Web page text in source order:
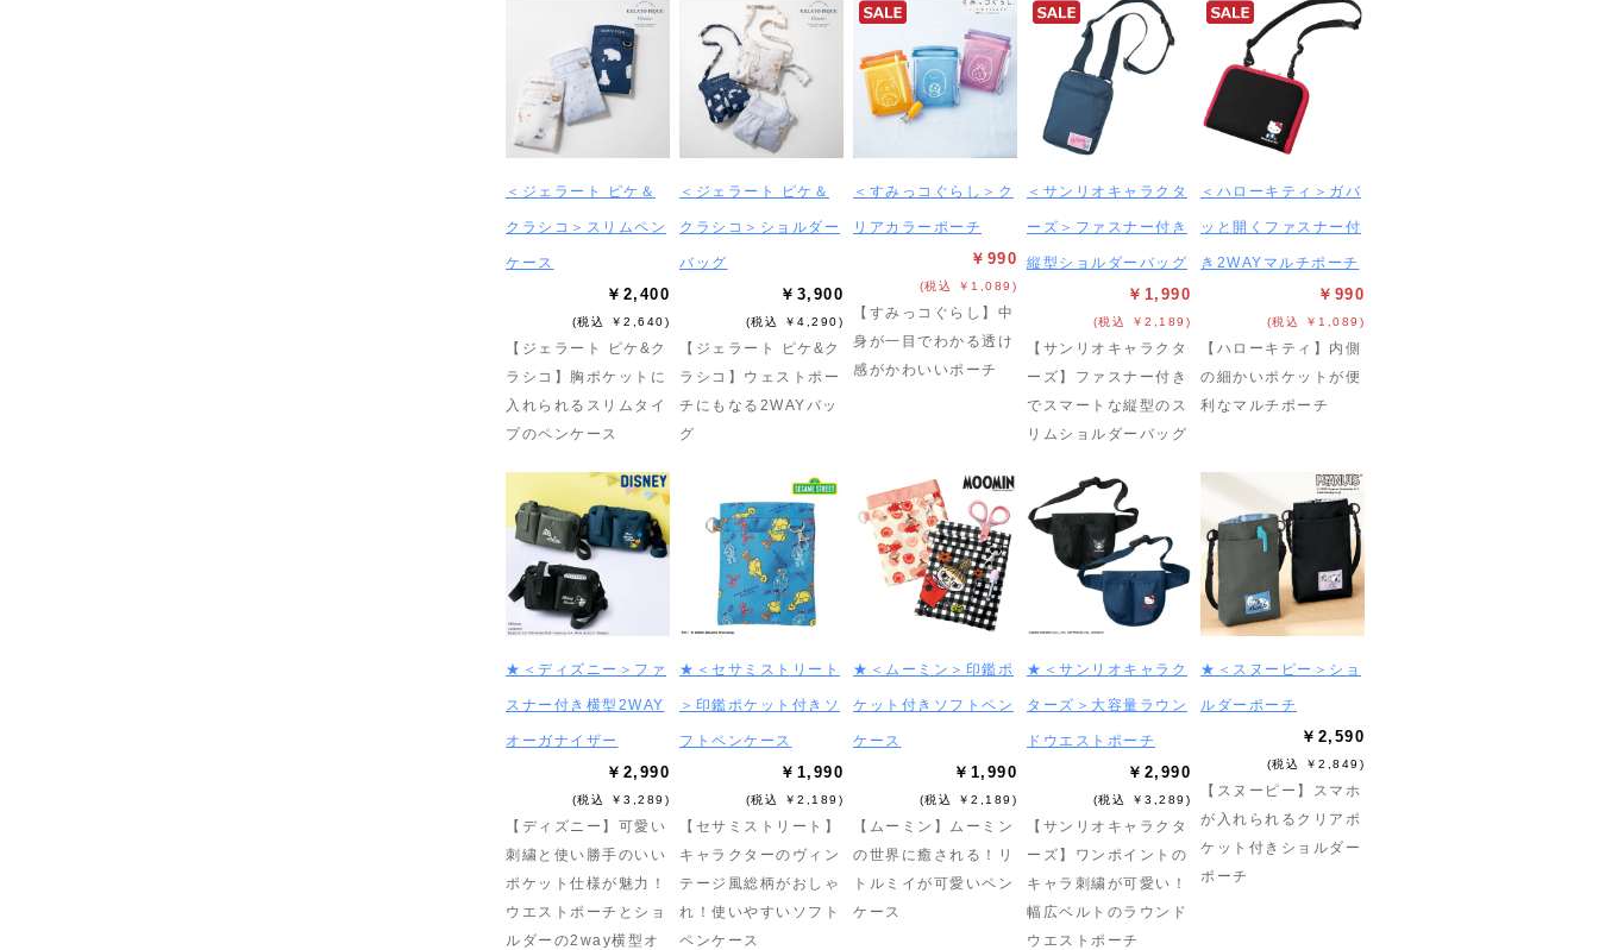
＜ジェラート ピケ＆
クラシコ＞スリムペン
ケース
￥2,400
(税込 ￥2,640)
【ジェラート ピケ&ク
ラシコ】胸ポケットに
入れられるスリムタイ
プのペンケース
＜ジェラート ピケ＆
クラシコ＞ショルダー
バッグ
￥3,900
(税込 ￥4,290)
【ジェラート ピケ&ク
ラシコ】ウェストポー
チにもなる2WAYバッ
グ
＜すみっコぐらし＞ク
リアカラーポーチ
￥990
(税込 ￥1,089)
【すみっコぐらし】中
身が一目でわかる透け
感がかわいいポーチ
＜サンリオキャラクタ
ーズ＞ファスナー付き
縦型ショルダーバッグ
￥1,990
(税込 ￥2,189)
【サンリオキャラクタ
ーズ】ファスナー付き
でスマートな縦型のス
リムショルダーバッグ
＜ハローキティ＞ガバ
ッと開くファスナー付
き2WAYマルチポーチ
￥990
(税込 ￥1,089)
【ハローキティ】内側
の細かいポケットが便
利なマルチポーチ
★＜ディズニー＞ファ
スナー付き横型2WAY
オーガナイザー
￥2,990
(税込 ￥3,289)
【ディズニー】可愛い
刺繍と使い勝手のいい
ポケット仕様が魅力！
ウエストポーチとショ
ルダーの2way横型オ
★＜セサミストリート
＞印鑑ポケット付きソ
フトペンケース
￥1,990
(税込 ￥2,189)
【セサミストリート】
キャラクターのヴィン
テージ風総柄がおしゃ
れ！使いやすいソフト
ペンケース
★＜ムーミン＞印鑑ポ
ケット付きソフトペン
ケース
￥1,990
(税込 ￥2,189)
【ムーミン】ムーミン
の世界に癒される！リ
トルミイが可愛いペン
ケース
★＜サンリオキャラク
ターズ＞大容量ラウン
ドウエストポーチ
￥2,990
(税込 ￥3,289)
【サンリオキャラクタ
ーズ】ワンポイントの
キャラ刺繍が可愛い！
幅広ベルトのラウンド
ウエストポーチ
★＜スヌーピー＞ショ
ルダーポーチ
￥2,590
(税込 ￥2,849)
【スヌーピー】スマホ
が入れられるクリアポ
ケット付きショルダー
ポーチ